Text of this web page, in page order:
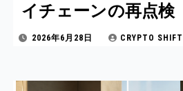
イチェーンの再点検
2026年6月28日 CRYPTO